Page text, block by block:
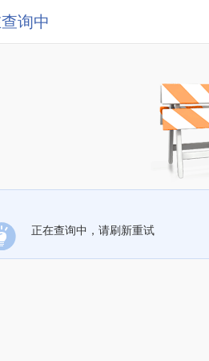
询中
正在查询中，请刷新重试